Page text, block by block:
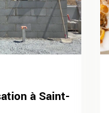
à Saint-